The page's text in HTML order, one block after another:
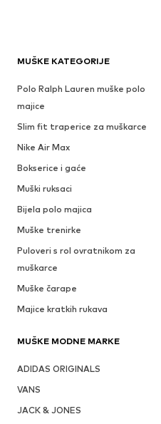
MUŠKE KATEGORIJE
Polo Ralph Lauren muške polo
majice
Slim fit traperice za muškarce
Nike Air Max
Bokserice i gaće
Muški ruksaci
Bijela polo majica
Muške trenirke
Puloveri s rol ovratnikom za
muškarce
Muške čarape
Majice kratkih rukava
MUŠKE MODNE MARKE
ADIDAS ORIGINALS
VANS
JACK & JONES